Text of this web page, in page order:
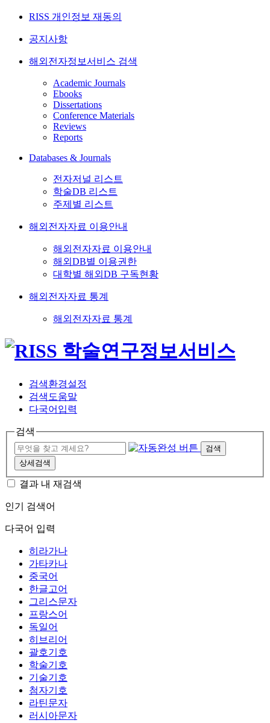
RISS 개인정보 재동의
공지사항
해외전자정보서비스 검색
Academic Journals
Ebooks
Dissertations
Conference Materials
Reviews
Reports
Databases & Journals
전자저널 리스트
학술DB 리스트
주제별 리스트
해외전자자료 이용안내
해외전자자료 이용안내
해외DB별 이용권한
대학별 해외DB 구독현황
해외전자자료 통계
해외전자자료 통계
검색환경설정
검색도움말
다국어입력
검색
검색
상세검색
결과 내 재검색
인기 검색어
다국어 입력
히라가나
가타카나
중국어
한글고어
그리스문자
프랑스어
독일어
히브리어
괄호기호
학술기호
기술기호
첨자기호
라틴문자
러시아문자